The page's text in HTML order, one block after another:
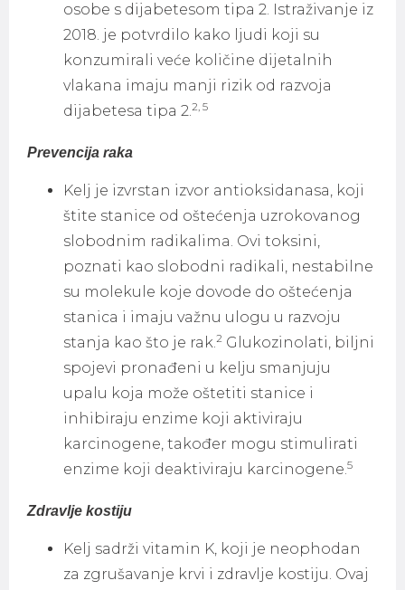
osobe s dijabetesom tipa 2. Istraživanje iz
2018. je potvrdilo kako ljudi koji su
konzumirali veće količine dijetalnih
vlakana imaju manji rizik od razvoja
dijabetesa tipa 2.2, 5
Prevencija raka
Kelj je izvrstan izvor antioksidanasa, koji
štite stanice od oštećenja uzrokovanog
slobodnim radikalima. Ovi toksini,
poznati kao slobodni radikali, nestabilne
su molekule koje dovode do oštećenja
stanica i imaju važnu ulogu u razvoju
stanja kao što je rak.2 Glukozinolati, biljni
spojevi pronađeni u kelju smanjuju
upalu koja može oštetiti stanice i
inhibiraju enzime koji aktiviraju
karcinogene, također mogu stimulirati
enzime koji deaktiviraju karcinogene.5
Zdravlje kostiju
Kelj sadrži vitamin K, koji je neophodan
za zgrušavanje krvi i zdravlje kostiju. Ovaj